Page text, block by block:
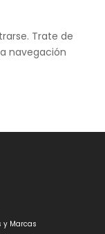
Trate de
navegación
y Marcas